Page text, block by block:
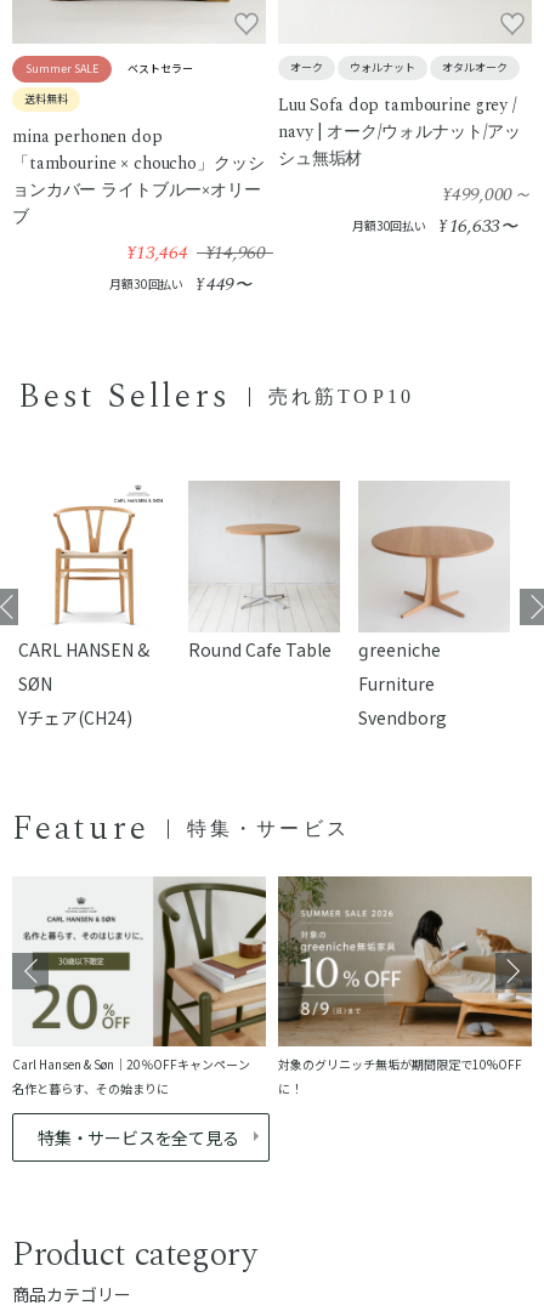
Summer SALE
ベストセラー
送料無料
mina perhonen dop
「tambourine × choucho」クッシ
ョンカバー ライトブルー×オリー
ブ
¥13,464 ¥14,960
月額30回払い ¥449〜
オーク ウォルナット オタルオーク
Luu Sofa dop tambourine grey /
navy | オーク/ウォルナット/アッ
シュ無垢材
¥499,000～
月額30回払い ¥16,633〜
Best Sellers 売れ筋TOP10
CARL HANSEN &
SØN
Yチェア(CH24)
Round Cafe Table
reeniche
Furniture
Svendborg
Feature 特集・サービス
Carl Hansen & Søn｜20％OFFキャンペーン
名作と暮らす、その始まりに
対象のグリニッチ無垢が期間限定で10%OFF
に！
特集・サービスを全て見る
Product category
商品カテゴリー